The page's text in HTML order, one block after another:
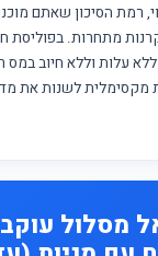
רמת הסיכון שאתם
מתחרות. בפוליסת
עלות וללא חיוב במס
מקסימלית לשנות את
מסלול